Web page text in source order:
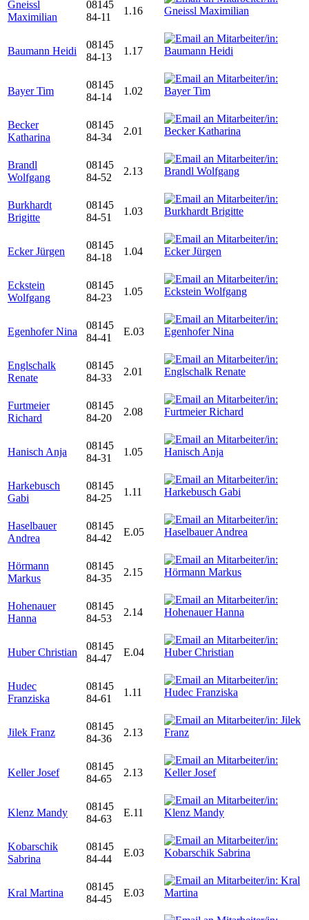
Gneissl
Maximilian
08145
84-11
1.16
Baumann Heidi
08145
84-13
1.17
Bayer Tim
08145
84-14
1.02
Becker
Katharina
08145
84-34
2.01
Brandl
Wolfgang
08145
84-52
2.13
Burkhardt
Brigitte
08145
84-51
1.03
Ecker Jürgen
08145
84-18
1.04
Eckstein
Wolfgang
08145
84-23
1.05
Egenhofer Nina
08145
84-41
E.03
Englschalk
Renate
08145
84-33
2.01
Furtmeier
Richard
08145
84-20
2.08
Hanisch Anja
08145
84-31
1.05
Harkebusch
Gabi
08145
84-25
1.11
Haselbauer
Andrea
08145
84-42
E.05
Hörmann
Markus
08145
84-35
2.15
Hohenauer
Hanna
08145
84-53
2.14
Huber Christian
08145
84-47
E.04
Hudec
Franziska
08145
84-61
1.11
Jilek Franz
08145
84-36
2.13
Keller Josef
08145
84-65
2.13
Klenz Mandy
08145
84-63
E.11
Kobarschik
Sabrina
08145
84-44
E.03
Kral Martina
08145
84-45
E.03